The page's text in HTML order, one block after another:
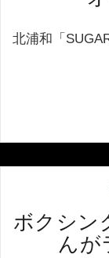
北浦和「
ボクシン
んが